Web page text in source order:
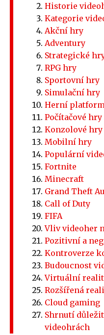
Historie
Kategorie
Akční hry
Adventury
Strategické
RPG hry
Sportovní hry
Simulační hry
Herní
Počítačové hry
Konzolové hry
Mobilní hry
Populární
Fortnite
Minecraft
Grand Theft
Call of Duty
FIFA
Vliv videoher
Pozitivní a
Kontroverze
Budoucnost
Virtuální
Rozšířená
Cloud gaming
Shrnutí
videohrách